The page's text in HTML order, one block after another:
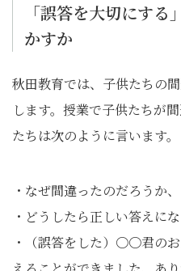
「誤答を大切にす
かすか
秋田教育では、子供たちの
します。授業で子供たちが
たちは次のように言います。
・なぜ間違ったのだろうか
・どうしたら正しい答えに
・（誤答をした）〇〇君の